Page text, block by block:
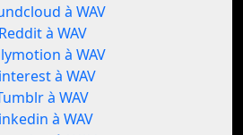
à WAV
Reddit à WAV
à WAV
à WAV
à WAV
à WAV